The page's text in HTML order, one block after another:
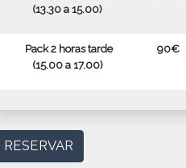
(13.30 a 15.00)
Pack 2 horas tarde
(15.00 a 17.00)
90€
RESERVAR